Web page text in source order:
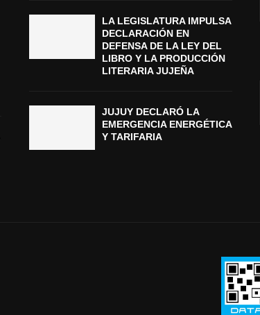
LA LEGISLATURA IMPULSA
DECLARACIÓN EN
DEFENSA DE LA LEY DEL
LIBRO Y LA PRODUCCIÓN
LITERARIA JUJEÑA
JUJUY DECLARÓ LA
EMERGENCIA ENERGÉTICA
Y TARIFARIA